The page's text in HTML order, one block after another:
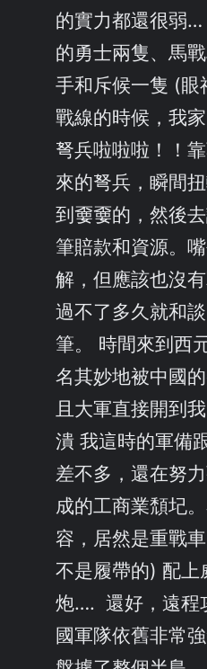
的實力都還很弱
的勇士兩隻、馬
手和斥候一隻 (眼
戰線的時候，我
弩兵啦啦啦！！
來的弩兵，瞬間
到嫑嫑的，然後
筆賠款和資源。
解，但應該也沒
過不了多久就和
筆。 時間來到西
名其妙地被中國
且大軍直接開到
潰 我這時的軍備
差不多，還在努
成的工商業頹圮
容，居然是重戰
不是履帶的) 配上
炮…. 還好，遠程
國軍隊依舊非常